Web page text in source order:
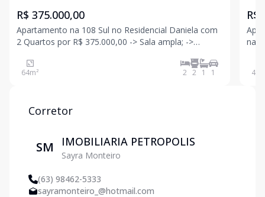
R$ 375.000,00
Apartamento na 108 Sul no Residencial Daniela com
2 Quartos por R$ 375.000,00 -> Sala ampla; ->
com sacadas sendo 1 suíte; -> Banheiro social com
box; -> 1 Vaga de garagem coberta; -> Área de
64m² 2 2 1 1
R$
na 806 Sul ->
46
Corretor
SM IMOBILIARIA PETROPOLIS
Sayra Monteiro
(63) 98462-5333
sayramonteiro_@hotmail.com